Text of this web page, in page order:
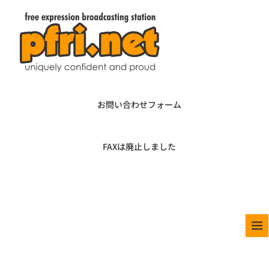
お問い合わせフォーム
FAXは廃止しました